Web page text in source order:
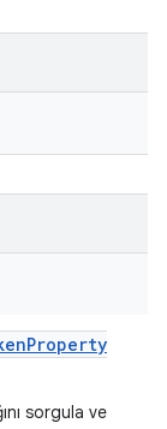
Property
sorgula ve